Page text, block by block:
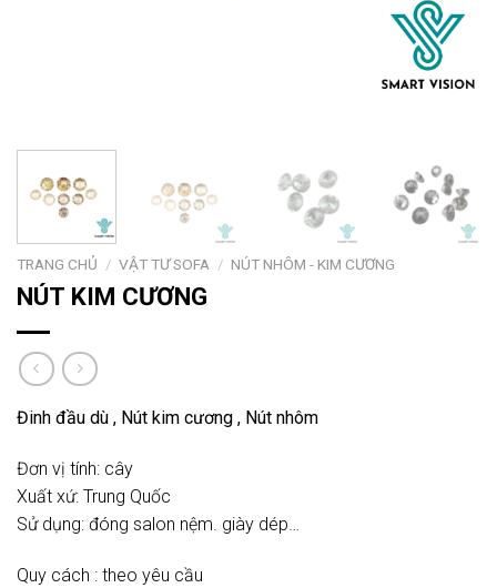
TRANG CHỦ / VẬT TƯ SOFA / NÚT NHÔM - KIM CƯƠNG
NÚT KIM CƯƠNG
Đinh đầu dù , Nút kim cương , Nút nhôm
Đơn vị tính: cây
Xuất xứ: Trung Quốc
Sử dụng: đóng salon nệm. giày dép…
Quy cách : theo yêu cầu